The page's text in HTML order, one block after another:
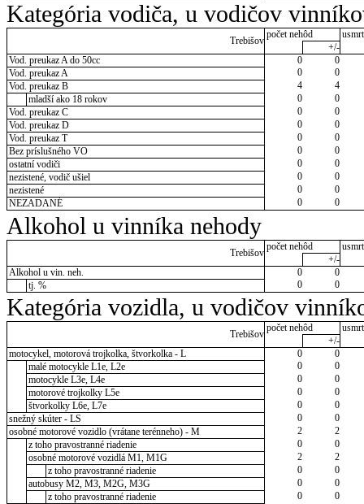
Kategória vodiča, u vodičov
Trebišov
počet nehôd
+/-
Vod. preukaz A do 50cc
0
0
Vod. preukaz A
0
0
Vod. preukaz B
4
4
mladší ako 18 rokov
0
0
Vod. preukaz C
0
0
Vod. preukaz D
0
0
Vod. preukaz T
0
0
Bez príslušného VO
0
0
ostatní vodiči
0
0
nezistené, vodič ušiel
0
0
nezistené
0
0
NEZADANÉ
0 0
Alkohol u vinníka nehody
Trebišov
počet nehôd
+/-
Alkohol u vin. neh.
0
0
tj. %
0 0
Kategória vozidla, u vodičov
Trebišov
počet nehôd
+/-
motocykel, motorová trojkolka, štvorkolka - L
0
0
malé motocykle L1e, L2e
0
0
motocykle L3e, L4e
0
0
motorové trojkolky L5e
0
0
štvorkolky L6e, L7e
0
0
snežný skúter - LS
0
0
osobné motorové vozidlo (vrátane terénneho) - M
2
2
z toho pravostranné riadenie
0
0
osobné motorové vozidlá M1, M1G
2
2
z toho pravostranné riadenie
0
0
autobusy M2, M3, M2G, M3G
0
0
z toho pravostranné riadenie
0
0